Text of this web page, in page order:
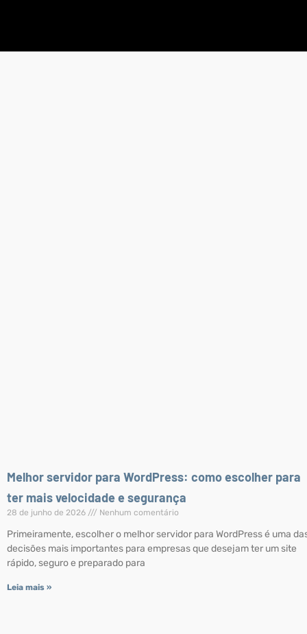
Melhor servidor para WordPress: como escolher para
ter mais velocidade e segurança
28 de junho de 2026 Nenhum comentário
Primeiramente, escolher o melhor servidor para WordPress é uma
decisões mais importantes para empresas que desejam ter um site
rápido, seguro e preparado para
Leia mais »